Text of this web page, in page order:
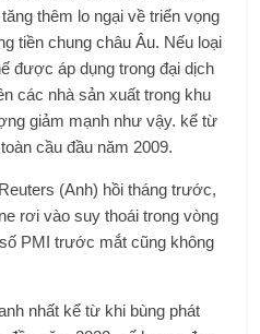
thêm lo ngại về triển vọng
tiền chung châu Âu. Nếu loại
được áp dụng trong đại dịch
các nhà sản xuất trong khu
giảm mạnh như vậy. kể từ
cầu đầu năm 2009.
(Anh) hồi tháng trước,
rơi vào suy thoái trong vòng
PMI trước mắt cũng không
nhất kể từ khi bùng phát